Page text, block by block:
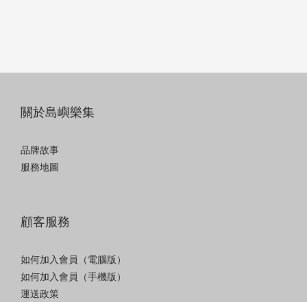
關於島嶼樂集
品牌故事
服務地圖
顧客服務
如何加入會員（電腦版）
如何加入會員（手機版）
運送政策